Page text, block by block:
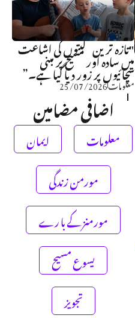
"تازہ ترین گیتوں کی اشاعت
میں سادہ اور مسیح پر مبنی
سچائیوں پر زور دیا گیا ہے۔”
معلومات25/07/2026
اضافی مضامین
معلومات
ایمان
مورمن زندگی
مورمنز کے با رے
یسوع مسیح
تجویز